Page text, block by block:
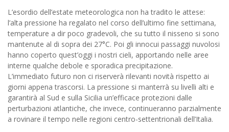
L’esordio dell’estate meteorologica non ha tradito le attese:
l’alta pressione ha regalato nel corso dell’ultimo fine settimana,
temperature a dir poco gradevoli, che su tutto il nisseno si sono
mantenute al di sopra dei 27°C. Poi gli innocui passaggi nuvolosi
hanno coperto quest’oggi i nostri cieli, apportando nelle aree
interne qualche debole e sporadica precipitazione.
L’immediato futuro non ci riserverà rilevanti novità rispetto ai
giorni appena trascorsi. La pressione si manterrà su livelli alti e
garantirà al Sud e sulla Sicilia un’efficace protezioni dalle
perturbazioni atlantiche, che invece, continueranno parzialmente
a rovinare il tempo nelle regioni centro-settentrionali dell’Italia.